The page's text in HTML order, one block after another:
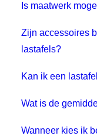
Is maatwerk
Zijn accessoires
lastafels?
Kan ik een
Wat is de
Wanneer kies ik